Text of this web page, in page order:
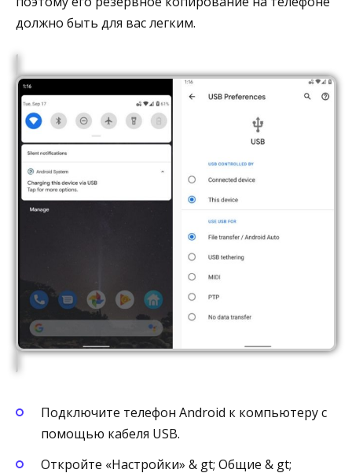
должно быть для вас легким.
Подключите телефон Android к компьютеру с
помощью кабеля USB.
Откройте «Настройки» & gt; Общие & gt;